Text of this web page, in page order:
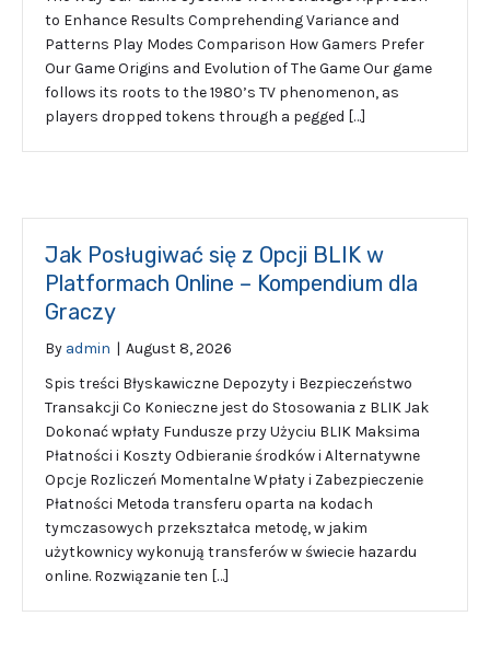
to Enhance Results Comprehending Variance and
Patterns Play Modes Comparison How Gamers Prefer
Our Game Origins and Evolution of The Game Our game
follows its roots to the 1980’s TV phenomenon, as
players dropped tokens through a pegged […]
Jak Posługiwać się z Opcji BLIK w
Platformach Online – Kompendium dla
Graczy
By admin | August 8, 2026
Spis treści Błyskawiczne Depozyty i Bezpieczeństwo
Transakcji Co Konieczne jest do Stosowania z BLIK Jak
Dokonać wpłaty Fundusze przy Użyciu BLIK Maksima
Płatności i Koszty Odbieranie środków i Alternatywne
Opcje Rozliczeń Momentalne Wpłaty i Zabezpieczenie
Płatności Metoda transferu oparta na kodach
tymczasowych przekształca metodę, w jakim
użytkownicy wykonują transferów w świecie hazardu
online. Rozwiązanie ten […]